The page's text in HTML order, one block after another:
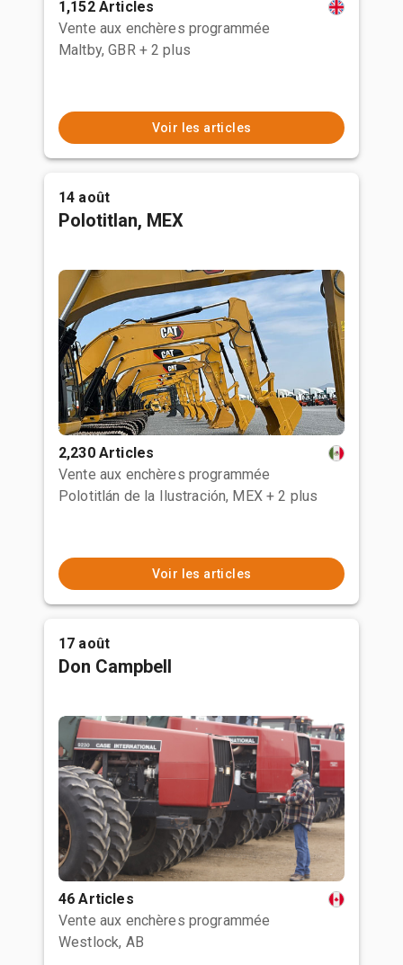
1,152 Articles
Vente aux enchères programmée
Maltby, GBR + 2 plus
Voir les articles
14 août
Polotitlan, MEX
2,230 Articles
Vente aux enchères programmée
Polotitlán de la Ilustración, MEX + 2 plus
Voir les articles
17 août
Don Campbell
46 Articles
Vente aux enchères programmée
Westlock, AB